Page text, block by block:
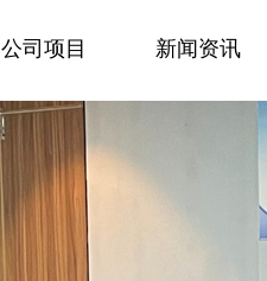
公司项目 新闻资讯